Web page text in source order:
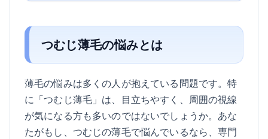
つむじ薄毛の悩みとは
薄毛の悩みは多くの人が抱えている問題です。特
に「つむじ薄毛」は、目立ちやすく、周囲の視線
が気になる方も多いのではないでしょうか。あな
たがもし、つむじの薄毛で悩んでいるなら、専門